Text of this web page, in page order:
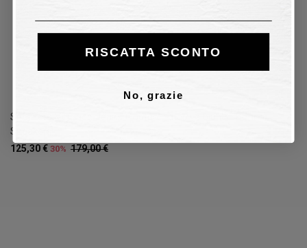
Sneakers Versace Jeans Couture - nero e bianco Donna
Sneakers
179,00 €
125,30 € 30%
RISCATTA SCONTO
No, grazie